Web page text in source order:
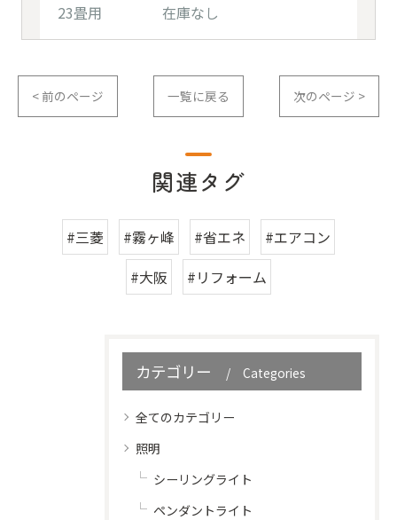
23畳用 在庫なし
< 前のページ 一覧に戻る 次のページ >
関連タグ
#三菱 #霧ヶ峰 #省エネ
#エアコン
#大阪
#リフォーム
カテゴリー Categories
全てのカテゴリー
照明
シーリングライト
ペンダントライト